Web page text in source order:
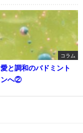
コラム
愛と調和のバドミント
ンへ②